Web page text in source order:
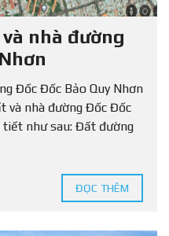
nhà đường
Đốc Đốc Bảo Quy Nhơn
và nhà đường Đốc Đốc
tiết như sau: Đất đường
ĐỌC THÊM